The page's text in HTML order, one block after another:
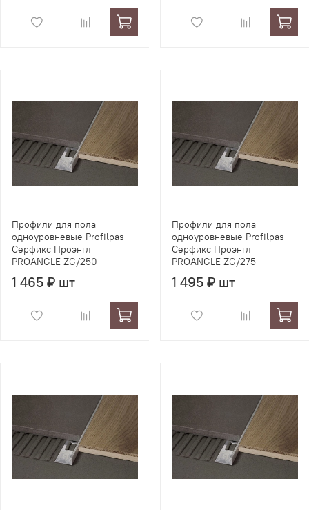
Профили для пола
одноуровневые Profilpas
Серфикс Проэнгл
PROANGLE ZG/250
1 465 ₽ шт
Профили для пола
одноуровневые Profilpas
Серфикс Проэнгл
PROANGLE ZG/275
1 495 ₽ шт